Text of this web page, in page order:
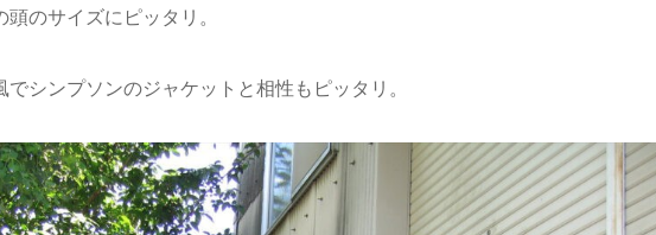
のサイズにピッタリ。
シンプソンのジャケットと相性もピッタリ。